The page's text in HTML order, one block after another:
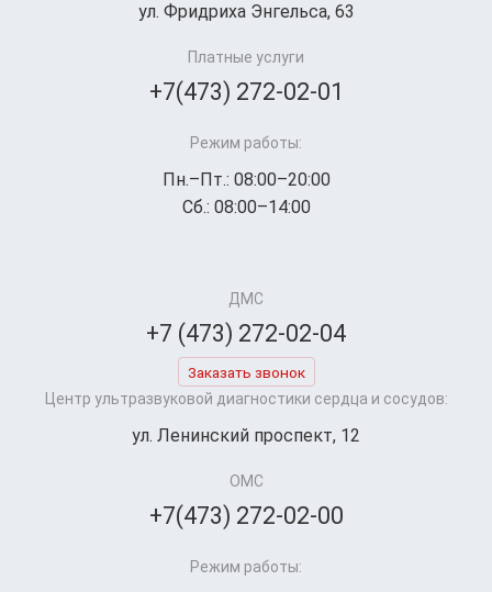
ул. Фридриха Энгельса, 63
Платные услуги
+7(473) 272-02-01
Режим работы:
Пн.–Пт.: 08:00–20:00
Сб.: 08:00–14:00
ДМС
+7 (473) 272-02-04
Заказать звонок
Центр ультразвуковой диагностики сердца и сосудов:
ул. Ленинский проспект, 12
ОМС
+7(473) 272-02-00
Режим работы: